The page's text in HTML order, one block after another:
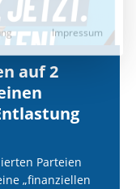
auf 2
Parteien
„finanziellen